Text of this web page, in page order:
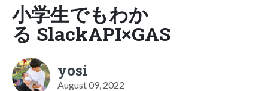
小学生でもわか
る SlackAPI×GAS
yosi
August 09, 2022